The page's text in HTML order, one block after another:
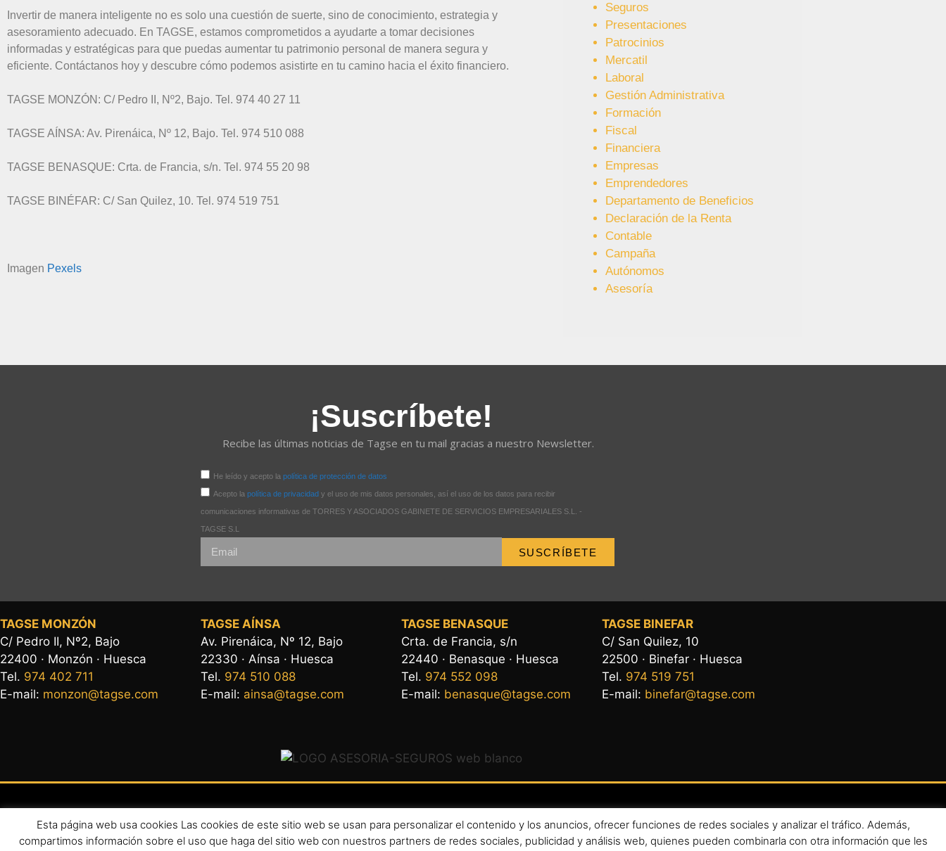
Invertir de manera inteligente no es solo una cuestión de suerte, sino de conocimiento, estrategia y
asesoramiento adecuado. En TAGSE, estamos comprometidos a ayudarte a tomar decisiones
informadas y estratégicas para que puedas aumentar tu patrimonio personal de manera segura y
eficiente. Contáctanos hoy y descubre cómo podemos asistirte en tu camino hacia el éxito financiero.
TAGSE MONZÓN: C/ Pedro II, Nº2, Bajo. Tel. 974 40 27 11
TAGSE AÍNSA: Av. Pirenáica, Nº 12, Bajo. Tel. 974 510 088
TAGSE BENASQUE: Crta. de Francia, s/n. Tel. 974 55 20 98
TAGSE BINÉFAR: C/ San Quilez, 10. Tel. 974 519 751
Imagen Pexels
Seguros
Presentaciones
Patrocinios
Mercatil
Laboral
Gestión Administrativa
Formación
Fiscal
Financiera
Empresas
Emprendedores
Departamento de Beneficios
Declaración de la Renta
Contable
Campaña
Autónomos
Asesoría
¡Suscríbete!
Recibe las últimas noticias de Tagse en tu mail gracias a nuestro Newsletter.
He leído y acepto la política de protección de datos
Acepto la política de privacidad y el uso de mis datos personales, así el uso de los datos para recibir
comunicaciones informativas de TORRES Y ASOCIADOS GABINETE DE SERVICIOS EMPRESARIALES S.L. -
TAGSE S.L
SUSCRÍBETE
TAGSE MONZÓN
C/ Pedro II, Nº2, Bajo
22400 · Monzón · Huesca
Tel. 974 402 711
E-mail: monzon@tagse.com
TAGSE AÍNSA
Av. Pirenáica, Nº 12, Bajo
22330 · Aínsa · Huesca
Tel. 974 510 088
E-mail: ainsa@tagse.com
TAGSE BENASQUE
Crta. de Francia, s/n
22440 · Benasque · Huesca
Tel. 974 552 098
E-mail: benasque@tagse.com
TAGSE BINEFAR
C/ San Quilez, 10
22500 · Binefar · Huesca
Tel. 974 519 751
E-mail: binefar@tagse.com
Aviso legal |Política de privacidad|Política de cookies
Copyright 2026 © Todos los derechos reservados. Diseño por Demonlab
Esta página web usa cookies Las cookies de este sitio web se usan para personalizar el contenido y los anuncios, ofrecer funciones de redes sociales y analizar el tráfico. Además,
compartimos información sobre el uso que haga del sitio web con nuestros partners de redes sociales, publicidad y análisis web, quienes pueden combinarla con otra información que les